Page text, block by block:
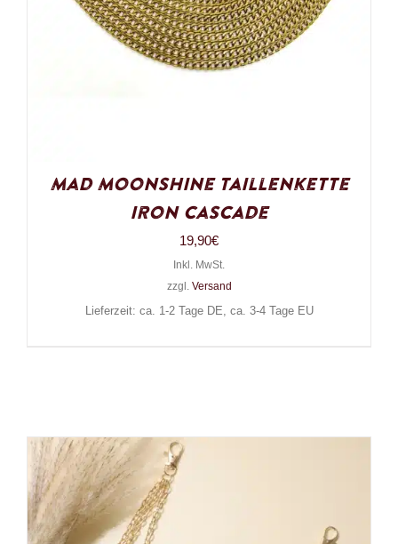
Mad Moonshine Taillenkette
Iron Cascade
19,90€
Inkl. MwSt.
zzgl. Versand
Lieferzeit: ca. 1-2 Tage DE, ca. 3-4 Tage EU